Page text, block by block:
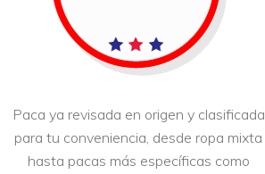
Paca ya revisada en origen y clasificada
para tu conveniencia, desde ropa mixta
hasta pacas más específicas como